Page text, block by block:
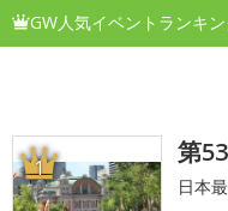
GW人気イベントランキン
1 第
日本